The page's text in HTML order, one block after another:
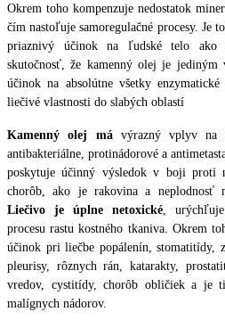
Okrem toho kompenzuje nedostatok
čím nastoľuje samoregulačné procesy. Je
priaznivý účinok na ľudské telo ako
skutočnosť, že kamenný olej je
účinok na absolútne všetky
liečivé vlastnosti do slabých oblastí
Kamenný olej mávýrazný vplyv na
antibakteriálne, protinádorové a
poskytuje účinný výsledok v boji proti
chorôb, ako je rakovina a neplodnosť
Liečivo je úplne netoxické ,
procesu rastu kostného tkaniva. Okrem
účinok pri liečbe popálenín, stomatitídy,
pleurisy, rôznych rán, katarakty,
vredov, cystitídy, chorôb obličiek a je
malígnych nádorov.